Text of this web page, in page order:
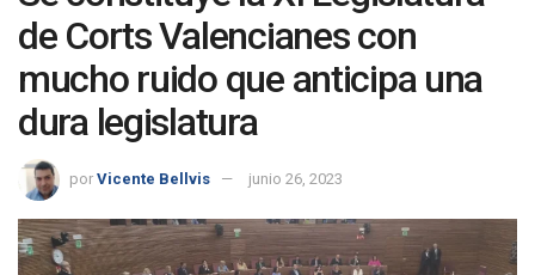
de Corts Valencianes con
mucho ruido que anticipa una
dura legislatura
por Vicente Bellvis junio 26, 2023